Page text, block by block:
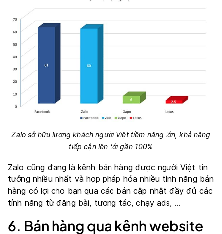
Zalo sở hữu lượng khách người Việt tiềm năng lớn, khả năng
tiếp cận lên tới gần 100%
Zalo cũng đang là kênh bán hàng được người Việt tin
tưởng nhiều nhất và hợp pháp hóa nhiều tính năng bán
hàng có lợi cho bạn qua các bản cập nhật đầy đủ các
tính năng từ đăng bài, tương tác, chạy ads, …
6. Bán hàng qua kênh website